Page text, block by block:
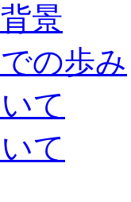
景
の歩み
て
て